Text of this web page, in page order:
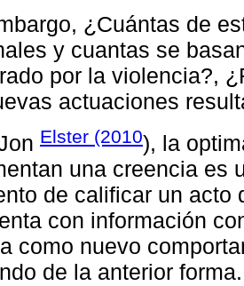
¿Cuántas de
y cuantas se
por la violencia?,
actuaciones
Elster (2010), la
una creencia es
de calificar un acto
con información
como nuevo
de la anterior forma.